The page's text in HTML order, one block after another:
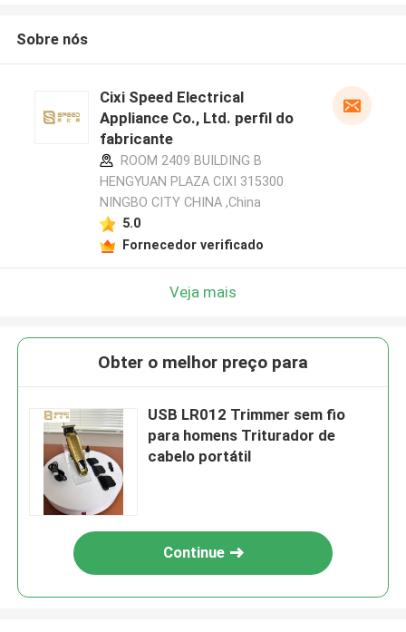
Sobre nós
Cixi Speed Electrical
Appliance Co., Ltd. perfil do
fabricante
ROOM 2409 BUILDING B
HENGYUAN PLAZA CIXI 315300
NINGBO CITY CHINA ,China
5.0
Fornecedor verificado
Veja mais
Obter o melhor preço para
USB LR012 Trimmer sem fio
para homens Triturador de
cabelo portátil
Continue